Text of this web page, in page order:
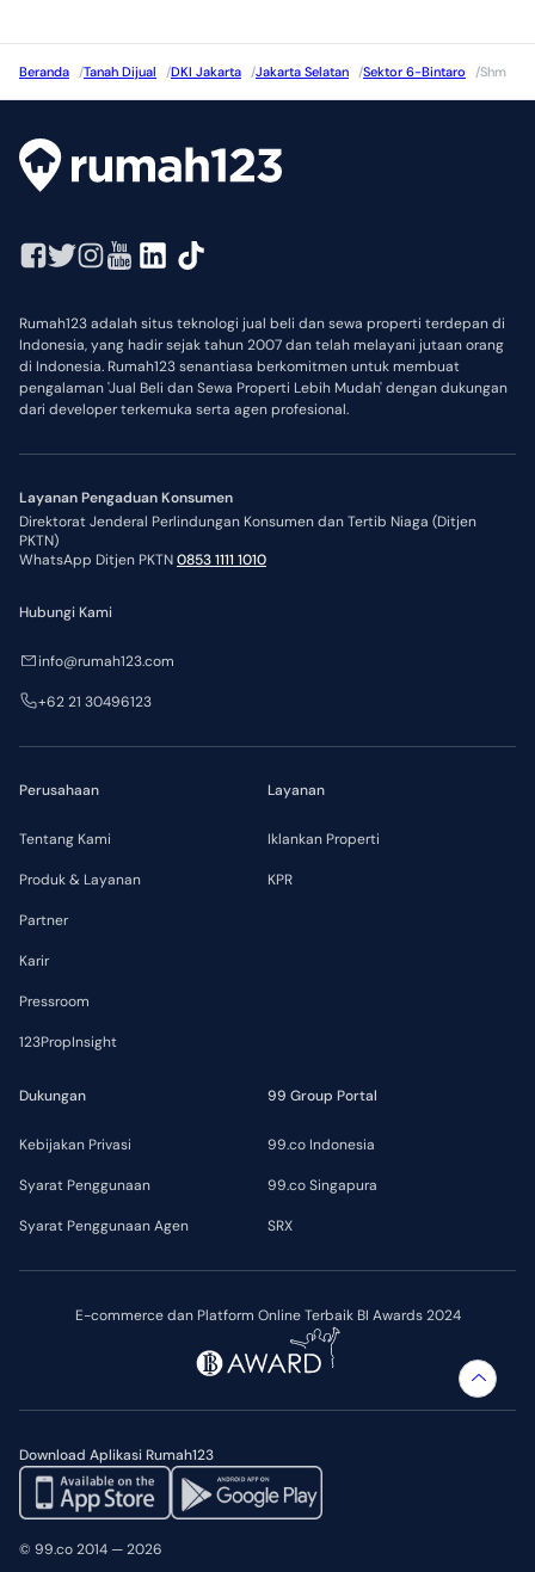
Beranda /Tanah Dijual /DKI Jakarta /Jakarta Selatan /Sektor 6-Bintaro /Shm
Rumah123 adalah situs teknologi jual beli dan sewa properti terdepan di
Indonesia, yang hadir sejak tahun 2007 dan telah melayani jutaan orang
di Indonesia. Rumah123 senantiasa berkomitmen untuk membuat
pengalaman 'Jual Beli dan Sewa Properti Lebih Mudah' dengan dukungan
dari developer terkemuka serta agen profesional.
Layanan Pengaduan Konsumen
Direktorat Jenderal Perlindungan Konsumen dan Tertib Niaga (Ditjen
PKTN)
WhatsApp Ditjen PKTN0853 1111 1010
E-commerce dan Platform Online Terbaik BI Awards 2024
Download Aplikasi Rumah123
Perusahaan
Tentang Kami
Produk & Layanan
Partner
Karir
Pressroom
123PropInsight
Layanan
Iklankan Properti
KPR
Dukungan
Kebijakan Privasi
Syarat Penggunaan
Syarat Penggunaan Agen
99 Group Portal
99.co Indonesia
99.co Singapura
SRX
Hubungi Kami
info@rumah123.com
+62 21 30496123
© 99.co 2014 — 2026